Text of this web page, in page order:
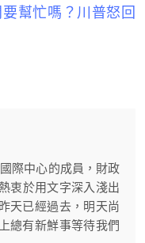
幫忙嗎？川普怒回
際中心的成員，財政
衷於用文字深入淺出
天已經過去，明天尚
總有新鮮事等待我們